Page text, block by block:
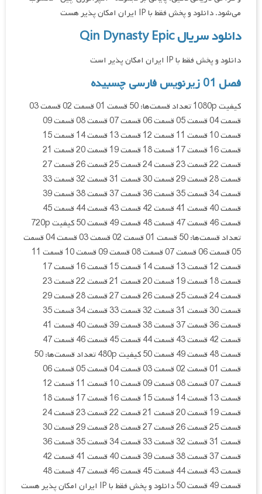
می‌شود. دانلود و پخش فقط با IP ایران امکان پذیر هست
دانلود سریال Qin Dynasty Epic
دانلود و پخش فقط با IP ایران امکان پذیر است
فصل 01 زیرنویس فارسی چسبیده
کیفیت 1080p تعداد قسمت‌ها: 50 قسمت 01 قسمت 02 قسمت 03
قسمت 04 قسمت 05 قسمت 06 قسمت 07 قسمت 08 قسمت 09
قسمت 10 قسمت 11 قسمت 12 قسمت 13 قسمت 14 قسمت 15
قسمت 16 قسمت 17 قسمت 18 قسمت 19 قسمت 20 قسمت 21
قسمت 22 قسمت 23 قسمت 24 قسمت 25 قسمت 26 قسمت 27
قسمت 28 قسمت 29 قسمت 30 قسمت 31 قسمت 32 قسمت 33
قسمت 34 قسمت 35 قسمت 36 قسمت 37 قسمت 38 قسمت 39
قسمت 40 قسمت 41 قسمت 42 قسمت 43 قسمت 44 قسمت 45
قسمت 46 قسمت 47 قسمت 48 قسمت 49 قسمت 50 کیفیت 720p
تعداد قسمت‌ها: 50 قسمت 01 قسمت 02 قسمت 03 قسمت 04 قسمت
05 قسمت 06 قسمت 07 قسمت 08 قسمت 09 قسمت 10 قسمت 11
قسمت 12 قسمت 13 قسمت 14 قسمت 15 قسمت 16 قسمت 17
قسمت 18 قسمت 19 قسمت 20 قسمت 21 قسمت 22 قسمت 23
قسمت 24 قسمت 25 قسمت 26 قسمت 27 قسمت 28 قسمت 29
قسمت 30 قسمت 31 قسمت 32 قسمت 33 قسمت 34 قسمت 35
قسمت 36 قسمت 37 قسمت 38 قسمت 39 قسمت 40 قسمت 41
قسمت 42 قسمت 43 قسمت 44 قسمت 45 قسمت 46 قسمت 47
قسمت 48 قسمت 49 قسمت 50 کیفیت 480p تعداد قسمت‌ها: 50
قسمت 01 قسمت 02 قسمت 03 قسمت 04 قسمت 05 قسمت 06
قسمت 07 قسمت 08 قسمت 09 قسمت 10 قسمت 11 قسمت 12
قسمت 13 قسمت 14 قسمت 15 قسمت 16 قسمت 17 قسمت 18
قسمت 19 قسمت 20 قسمت 21 قسمت 22 قسمت 23 قسمت 24
قسمت 25 قسمت 26 قسمت 27 قسمت 28 قسمت 29 قسمت 30
قسمت 31 قسمت 32 قسمت 33 قسمت 34 قسمت 35 قسمت 36
قسمت 37 قسمت 38 قسمت 39 قسمت 40 قسمت 41 قسمت 42
قسمت 43 قسمت 44 قسمت 45 قسمت 46 قسمت 47 قسمت 48
قسمت 49 قسمت 50 دانلود و پخش فقط با IP ایران امکان پذیر هست